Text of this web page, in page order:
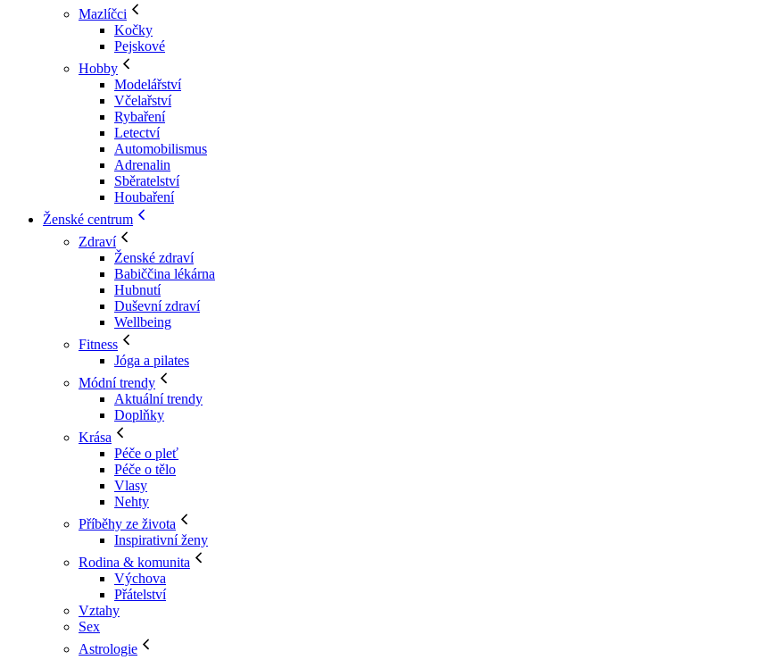
Mazlíčci
Kočky
Pejskové
Hobby
Modelářství
Včelařství
Rybaření
Letectví
Automobilismus
Adrenalin
Sběratelství
Houbaření
Ženské centrum
Zdraví
Ženské zdraví
Babiččina lékárna
Hubnutí
Duševní zdraví
Wellbeing
Fitness
Jóga a pilates
Módní trendy
Aktuální trendy
Doplňky
Krása
Péče o pleť
Péče o tělo
Vlasy
Nehty
Příběhy ze života
Inspirativní ženy
Rodina & komunita
Výchova
Přátelství
Vztahy
Sex
Astrologie